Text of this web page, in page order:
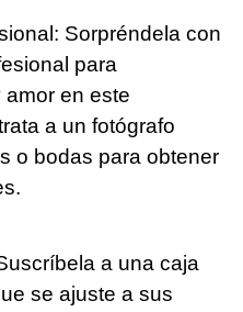
Sorpréndela con
para
amor en este
a un fotógrafo
o bodas para obtener
a una caja
se ajuste a sus